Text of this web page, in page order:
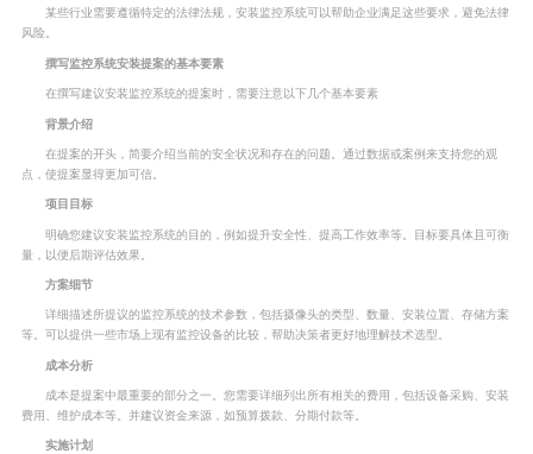
某些行业需要遵循特定的法律法规，安装监控系统可以帮助企业满足这些要求，避免法律
风险。
撰写监控系统安装提案的基本要素
在撰写建议安装监控系统的提案时，需要注意以下几个基本要素
背景介绍
在提案的开头，简要介绍当前的安全状况和存在的问题。通过数据或案例来支持您的观
点，使提案显得更加可信。
项目目标
明确您建议安装监控系统的目的，例如提升安全性、提高工作效率等。目标要具体且可衡
量，以便后期评估效果。
方案细节
详细描述所提议的监控系统的技术参数，包括摄像头的类型、数量、安装位置、存储方案
等。可以提供一些市场上现有监控设备的比较，帮助决策者更好地理解技术选型。
成本分析
成本是提案中最重要的部分之一。您需要详细列出所有相关的费用，包括设备采购、安装
费用、维护成本等。并建议资金来源，如预算拨款、分期付款等。
实施计划